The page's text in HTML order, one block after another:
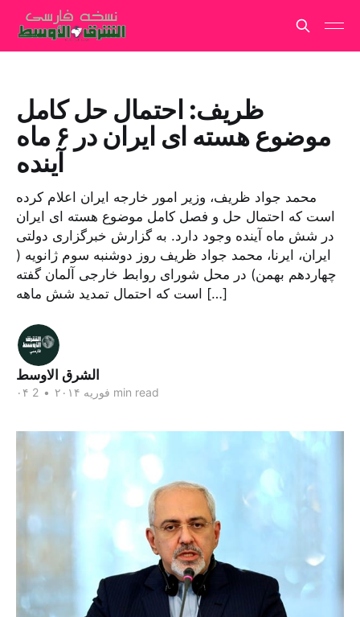
ظریف: احتمال حل کامل
موضوع هسته ای ایران در ۶ ماه
آینده
محمد جواد ظریف، وزیر امور خارجه ایران اعلام کرده
است که احتمال حل و فصل کامل موضوع هسته ای ایران
در شش ماه آینده وجود دارد. به گزارش خبرگزاری دولتی
ایران، ایرنا، محمد جواد ظریف روز دوشنبه سوم ژانویه (
چهاردهم بهمن) در محل شورای روابط خارجی آلمان گفته
است که احتمال تمدید شش ماهه […]
الشرق الاوسط
۰۴ فوریه ۲۰۱۴ • 2 min read